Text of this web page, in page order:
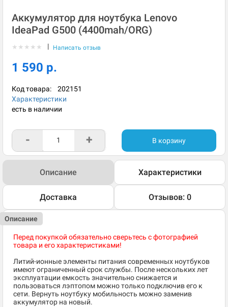
Аккумулятор для ноутбука Lenovo
IdeaPad G500 (4400mah/ORG)
★ ★ ★ ★ ★ | Написать отзыв
1 590 р.
Код товара: 202151
Характеристики
есть в наличии
- + В корзину
Описание Характеристики
Доставка Отзывов: 0
Описание
Перед покупкой обязательно сверьтесь с фотографией
товара и его характеристиками!
Литий-ионные элементы питания современных ноутбуков
имеют ограниченный срок службы. После нескольких лет
эксплуатации емкость значительно снижается и
пользоваться лэптопом можно только подключив его к
сети. Вернуть ноутбуку мобильность можно заменив
аккумулятор на новый.